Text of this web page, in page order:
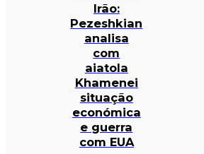
Irão:
Pezeshkian
analisa
com
aiatola
Khamenei
situação
económica
e guerra
com EUA